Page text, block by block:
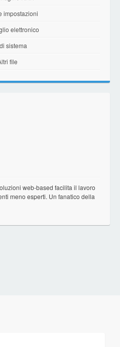
impostazioni
elettronico
sistema
file
web-based facilita il lavoro
meno esperti. Un fanatico della